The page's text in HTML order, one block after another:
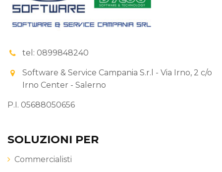
tel: 0899848240
Software & Service Campania S.r.l - Via Irno, 2 c/o
Irno Center - Salerno
P.I. 05688050656
SOLUZIONI PER
Commercialisti